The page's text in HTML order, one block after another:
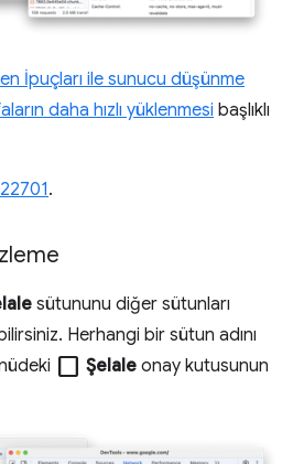
İpuçları ile sunucu düşünme
daha hızlı yüklenmesi başlıklı
.
sütununu diğer sütunları
Herhangi bir sütun adını
check_box_outline_blank Şelale onay kutusunun